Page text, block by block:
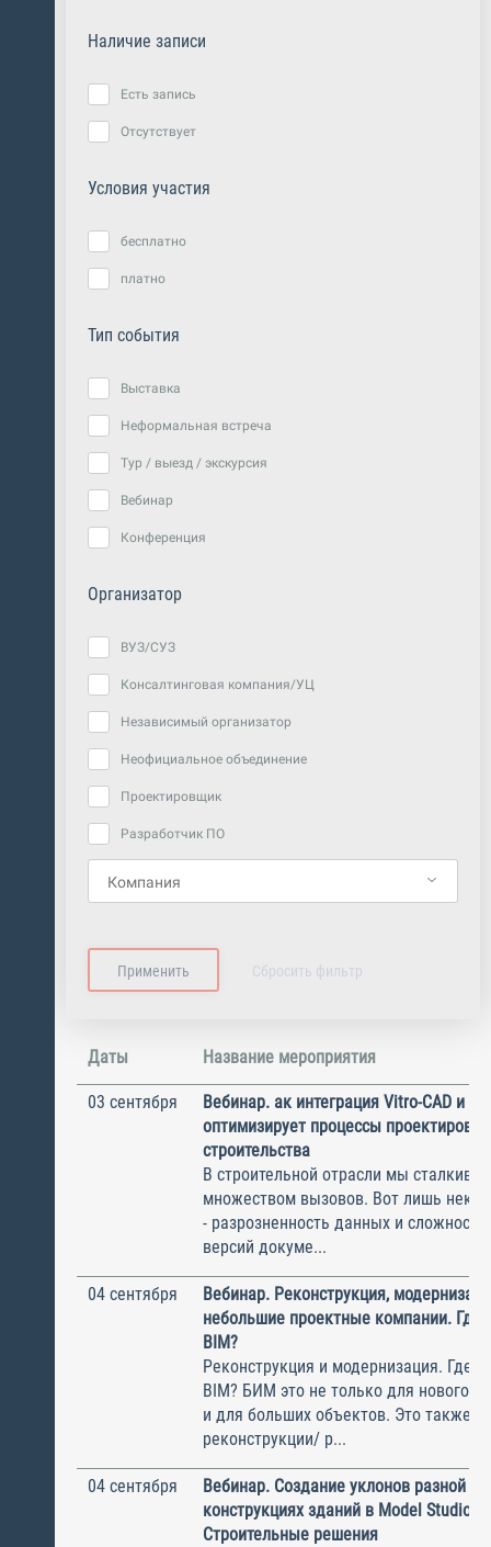
Наличие записи
Есть запись
Отсутствует
Условия участия
бесплатно
платно
Тип события
Выставка
Неформальная встреча
Тур / выезд / экскурсия
Вебинар
Конференция
Организатор
ВУЗ/СУЗ
Консалтинговая компания/УЦ
Независимый организатор
Неофициальное объединение
Проектировщик
Разработчик ПО
Даты Название мероприятия
03 сентября
Вебинар. ак интеграция Vitro-CAD и
оптимизирует процессы
строительства
В строительной отрасли мы
множеством вызовов. Вот лишь
- разрозненность данных и
версий докуме...
04 сентября
Вебинар. Реконструкция,
небольшие проектные компании. Где
BIM?
Реконструкция и модернизация. Где в
BIM? БИМ это не только для нового
и для больших объектов. Это также и
реконструкции/ р...
04 сентября
Вебинар. Создание уклонов разной
конструкциях зданий в Model Studio
Строительные решения